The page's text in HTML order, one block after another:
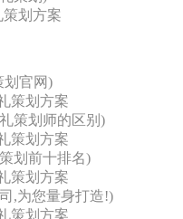
策划方案
划官网)
策划方案
策划师的区别)
策划方案
划前十排名)
策划方案
,为您量身打造!)
策划方案